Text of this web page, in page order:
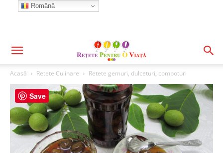
Acasă Retete Culinare Retete gemuri, dulceturi, compoturi
Română
Save